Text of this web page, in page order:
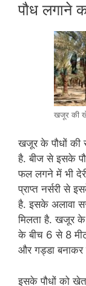
पौध लगाने
खजूर की
खजूर के पौधों की
है. बीज से इसके
फल लगने में भी
प्राप्त नर्सरी से
है. इसके अलावा
मिलता है. खजूर के
के बीच 6 से 8
और गड्डा बनाकर
इसके पौधों को